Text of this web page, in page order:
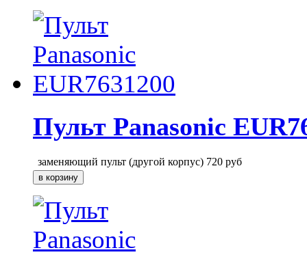
Пульт Panasonic
заменяющий пульт (другой корпус) 720 руб